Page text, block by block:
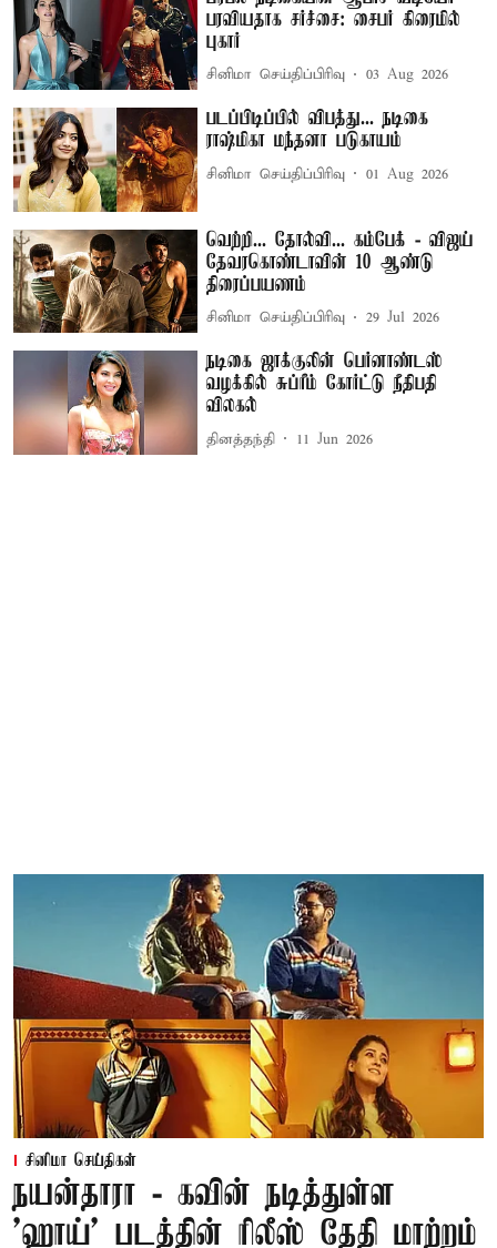
பரவியதாக சர்ச்சை: சைபர் கிரைமில்
புகார்
சினிமா செய்திப்பிரிவு 03 Aug 2026
படப்பிடிப்பில் விபத்து... நடிகை
ராஷ்மிகா மந்தனா படுகாயம்
சினிமா செய்திப்பிரிவு 01 Aug 2026
வெற்றி... தோல்வி... கம்பேக் - விஜய்
தேவரகொண்டாவின் 10 ஆண்டு
திரைப்பயணம்
சினிமா செய்திப்பிரிவு 29 Jul 2026
நடிகை ஜாக்குலின் பெர்னாண்டஸ்
வழக்கில் சுப்ரீம் கோர்ட்டு நீதிபதி
விலகல்
தினத்தந்தி 11 Jun 2026
சினிமா செய்திகள்
நயன்தாரா - கவின் நடித்துள்ள
'ஹாய்' படத்தின் ரிலீஸ் தேதி மாற்றம்